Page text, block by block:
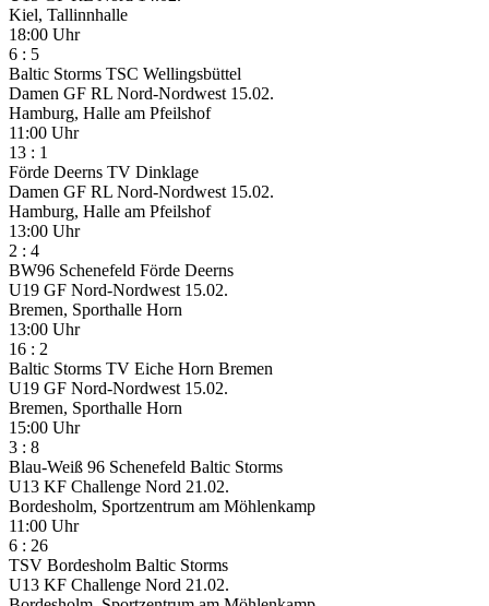
Kiel, Tallinnhalle
18:00 Uhr
6 : 5
Baltic Storms TSC Wellingsbüttel
Damen GF RL Nord-Nordwest 15.02.
Hamburg, Halle am Pfeilshof
11:00 Uhr
13 : 1
Förde Deerns TV Dinklage
Damen GF RL Nord-Nordwest 15.02.
Hamburg, Halle am Pfeilshof
13:00 Uhr
2 : 4
BW96 Schenefeld Förde Deerns
U19 GF Nord-Nordwest 15.02.
Bremen, Sporthalle Horn
13:00 Uhr
16 : 2
Baltic Storms TV Eiche Horn Bremen
U19 GF Nord-Nordwest 15.02.
Bremen, Sporthalle Horn
15:00 Uhr
3 : 8
Blau-Weiß 96 Schenefeld Baltic Storms
U13 KF Challenge Nord 21.02.
Bordesholm, Sportzentrum am Möhlenkamp
11:00 Uhr
6 : 26
TSV Bordesholm Baltic Storms
U13 KF Challenge Nord 21.02.